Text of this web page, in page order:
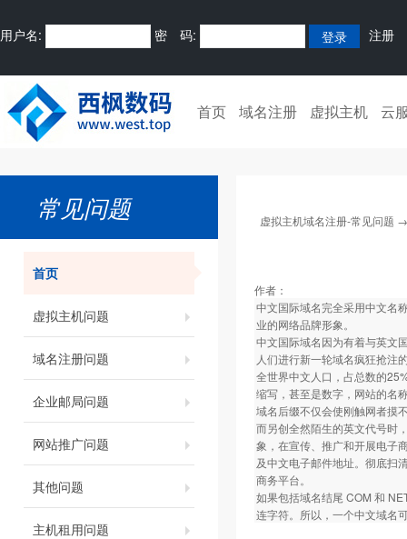
用户名: 密 码: 注册
首页 域名注册 虚拟主机 云
常见问题
首页
虚拟主机问题
域名注册问题
企业邮局问题
网站推广问题
其他问题
主机租用问题
虚拟主机域名注册-常见问题
作者：
中文国际域名完全采用中文名
业的网络品牌形象。
中文国际域名因为有着与英文
人们进行新一轮域名疯狂抢注
全世界中文人口，占总数的
缩写，甚至是数字，网站的名
域名后缀不仅会使刚触网者摸
而另创全然陌生的英文代号时
象，在宣传、推广和开展电子
及中文电子邮件地址。彻底扫
商务平台。
如果包括域名结尾 COM 和
连字符。所以，一个中文域名